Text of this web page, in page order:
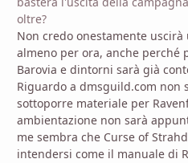
oltre?
Non credo onestamente
almeno per ora, anche perché
Barovia e dintorni sarà già
Riguardo a dmsguild.com non
sottoporre materiale per
ambientazione non sarà
me sembra che Curse of
intendersi come il manuale di